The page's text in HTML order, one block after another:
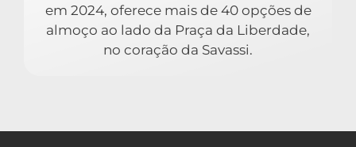
em 2024, oferece mais de 40 opções de
almoço ao lado da Praça da Liberdade,
no coração da Savassi.